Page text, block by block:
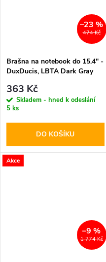
474 Kč
–23 %
Brašna na notebook do 15.4" -
DuxDucis, LBTA Dark Gray
363 Kč
Skladem - hned k odeslání
5 ks
DO KOŠÍKU
Akce
1 774 Kč
–9 %